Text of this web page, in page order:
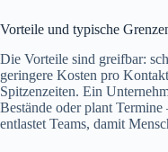
Vorteile und typische
Die Vorteile sind greifbar:
geringere Kosten pro
Spitzenzeiten. Ein
Bestände oder plant
entlastet Teams, damit